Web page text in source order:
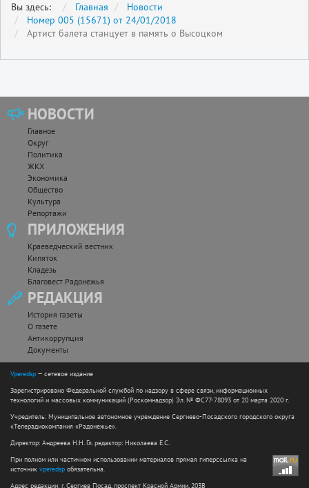
Вы здесь: Главная
Новости
Номер 005 (15671) от 24/01/2018
Артист балета станцует в память о Высоцком
НОВОСТИ
Главное
Округ
Политика
ЖКХ
Экономика
Общество
Культура
Репортажи
ПРИЛОЖЕНИЯ
Краеведческий вестник
Кипяток
Кладезь
Благовест Радонежья
РЕДАКЦИЯ
История газеты
О газете
Антикоррупция
Документы
Vperedsp — сетевое издание
Зарегистрировано Федеральной службой по надзору в сфере связи, информационных
технологий и массовых коммуникаций (Роскомнадзор) Эл. № ФС77-78093 от 20 марта 2020 г.
Учредитель: Муниципальное автономное учреждение Сергиево-Посадского городского округа
«Телерадиокомпания «Радонежье».
Директор: Андреева Н.Н. Гл. редактор: Николаева Е.С.
При полном или частичном использовании материалов прямая гиперссылка на
источник vperedsp обязательна.
Адрес редакции: г. Сергиев Посад, проспект Красной Армии, 203В